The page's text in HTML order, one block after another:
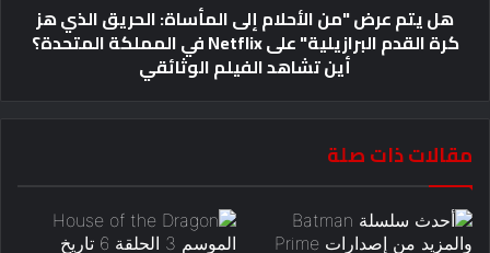
هل يتم عرض "من الأحلام إلى المأساة: الحريق الذي هز
كرة القدم البرازيلية" على Netflix في المملكة المتحدة؟
أين تشاهد الفيلم الوثائقي
مقالات ذات صلة